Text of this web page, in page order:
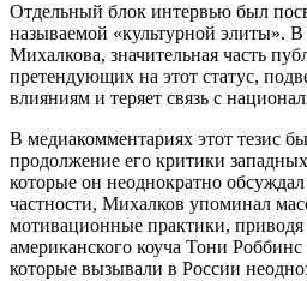
Отдельный блок интервью был
называемой «культурной элиты».
Михалкова, значительная часть
претендующих на этот статус,
влияниям и теряет связь с
В медиакомментариях этот тезис
продолжение его критики
которые он неоднократно
частности, Михалков упоминал
мотивационные практики,
американского коуча Тони
которые вызывали в России